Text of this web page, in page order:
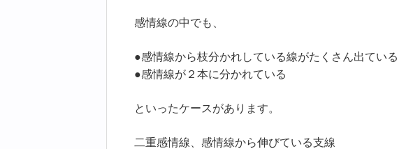
感情線の中でも、
●感情線から枝分かれしている線がたくさん出ている
●感情線が２本に分かれている
といったケースがあります。
二重感情線、感情線から伸びている支線